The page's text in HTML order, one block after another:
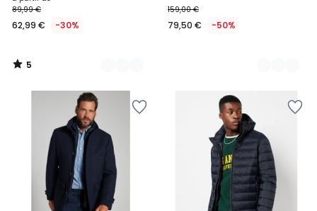
à
partir
62,99
€
réduction
appliquée.
89,99 €
62,99 € -30%
5
/
159,00 €
79,50 € -50%